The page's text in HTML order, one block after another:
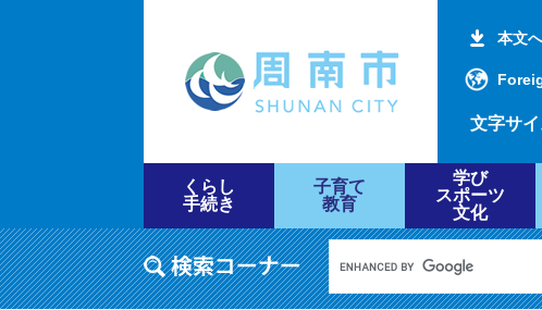
本文へ
文字サ
くらし
手続き
子育て
教育
学び
スポーツ
文化